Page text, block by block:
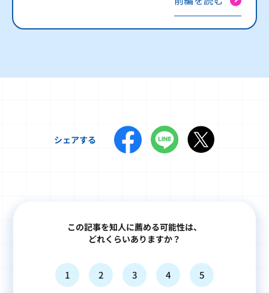
シェアする
この記事を知人に薦める可能性は、
どれくらいありますか？
1 2 3 4 5